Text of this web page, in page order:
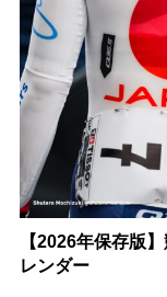
【2026年保存版
レンダー